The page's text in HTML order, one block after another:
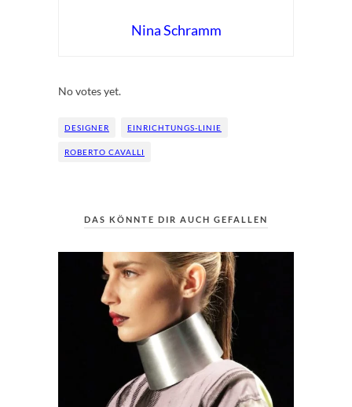
Nina Schramm
No votes yet.
DESIGNER EINRICHTUNGS-LINIE
ROBERTO CAVALLI
DAS KÖNNTE DIR AUCH GEFALLEN